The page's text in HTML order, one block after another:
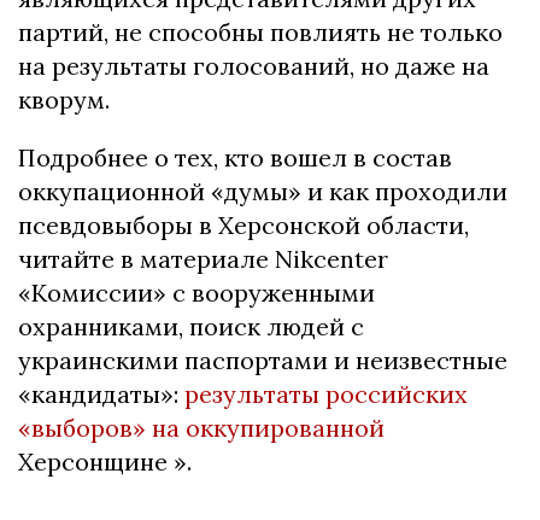
партий, не способны повлиять не только
на результаты голосований, но даже на
кворум.
Подробнее о тех, кто вошел в состав
оккупационной «думы» и как проходили
псевдовыборы в Херсонской области,
читайте в материале Nikcenter
«Комиссии» с вооруженными
охранниками, поиск людей с
украинскими паспортами и неизвестные
«кандидаты»: результаты российских
«выборов» на оккупированной
Херсонщине ».